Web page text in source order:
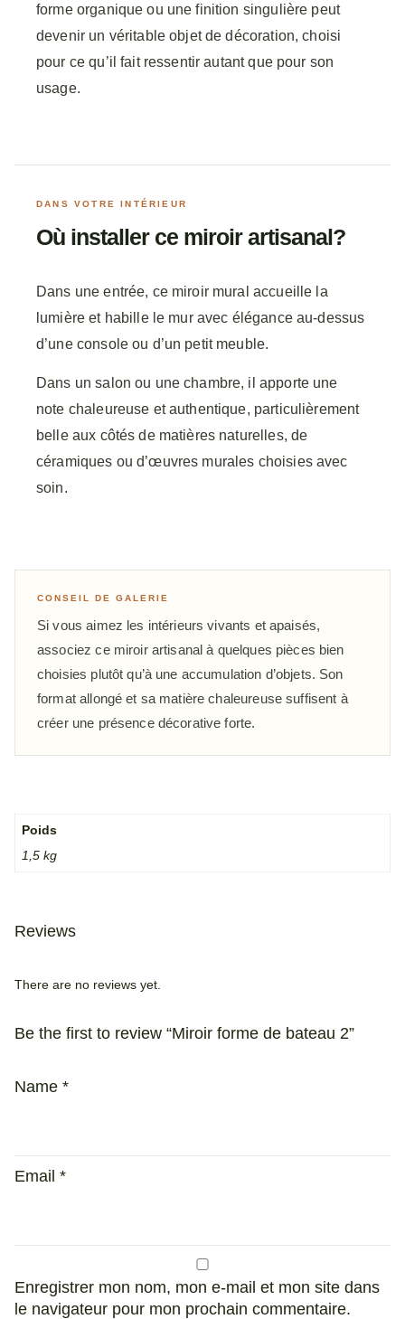
forme organique ou une finition singulière peut
devenir un véritable objet de décoration, choisi
pour ce qu’il fait ressentir autant que pour son
usage.
DANS VOTRE INTÉRIEUR
Où installer ce miroir artisanal?
Dans une entrée, ce miroir mural accueille la
lumière et habille le mur avec élégance au-dessus
d’une console ou d’un petit meuble.
Dans un salon ou une chambre, il apporte une
note chaleureuse et authentique, particulièrement
belle aux côtés de matières naturelles, de
céramiques ou d’œuvres murales choisies avec
soin.
CONSEIL DE GALERIE
Si vous aimez les intérieurs vivants et apaisés,
associez ce miroir artisanal à quelques pièces bien
choisies plutôt qu’à une accumulation d’objets. Son
format allongé et sa matière chaleureuse suffisent à
créer une présence décorative forte.
Poids
1,5 kg
Reviews
There are no reviews yet.
Be the first to review “Miroir forme de bateau 2”
Name *
Email *
Enregistrer mon nom, mon e-mail et mon site dans
le navigateur pour mon prochain commentaire.